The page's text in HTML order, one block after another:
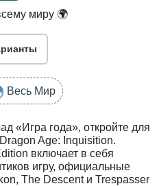
миру 🌍
Весь Мир
«Игра года», откройте для
Age: Inquisition.
включает в себя
игру, официальные
The Descent и Trespasser